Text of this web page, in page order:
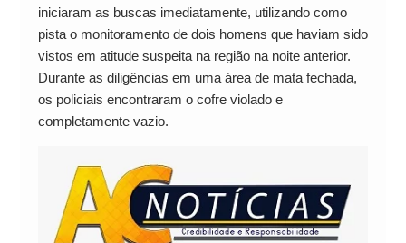
iniciaram as buscas imediatamente, utilizando como
pista o monitoramento de dois homens que haviam sido
vistos em atitude suspeita na região na noite anterior.
Durante as diligências em uma área de mata fechada,
os policiais encontraram o cofre violado e
completamente vazio.